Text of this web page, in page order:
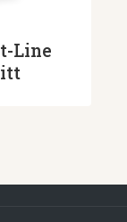
Line